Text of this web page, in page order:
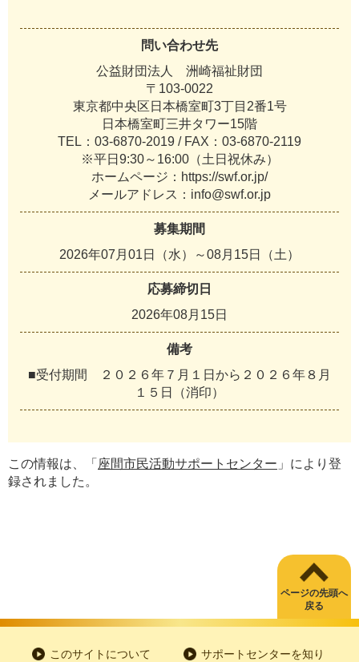
問い合わせ先
公益財団法人 洲崎福祉財団
〒103-0022
東京都中央区日本橋室町3丁目2番1号
日本橋室町三井タワー15階
TEL：03-6870-2019 / FAX：03-6870-2119
※平日9:30～16:00（土日祝休み）
ホームページ：https://swf.or.jp/
メールアドレス：info@swf.or.jp
募集期間
2026年07月01日（水）～08月15日（土）
応募締切日
2026年08月15日
備考
■受付期間 ２０２６年７月１日から２０２６年８月
１５日（消印）
この情報は、「 座間市民活動サポートセンター 」により登
録されました。
ページの先頭へ
戻る
このサイトについて サポートセンターを知り